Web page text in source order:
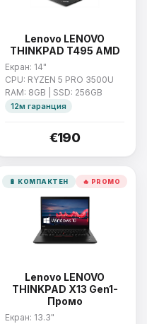
Lenovo LENOVO
THINKPAD T495 AMD
Екран: 14"
CPU: RYZEN 5 PRO 3500U
RAM: 8GB | SSD: 256GB
12м гаранция
€190
🔥 PROMO
🔋 КОМПАКТЕН
Lenovo LENOVO
THINKPAD X13 Gen1-
Промо
Екран: 13.3"